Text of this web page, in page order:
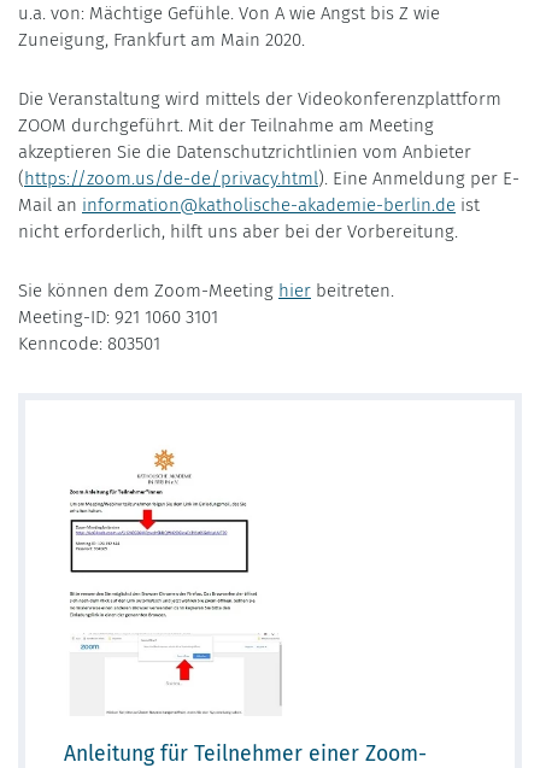
u.a. von: Mächtige Gefühle. Von A wie Angst bis Z wie
Zuneigung, Frankfurt am Main 2020.
Die Veranstaltung wird mittels der Videokonferenzplattform
ZOOM durchgeführt. Mit der Teilnahme am Meeting
akzeptieren Sie die Datenschutzrichtlinien vom Anbieter
(https://zoom.us/de-de/privacy.html). Eine Anmeldung per E-
Mail an information@katholische-akademie-berlin.de ist
nicht erforderlich, hilft uns aber bei der Vorbereitung.
Sie können dem Zoom-Meeting hier beitreten.
Meeting-ID: 921 1060 3101
Kenncode: 803501
Anleitung für Teilnehmer einer Zoom-